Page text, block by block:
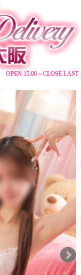
OPEN 15:00～CLOSE LAST